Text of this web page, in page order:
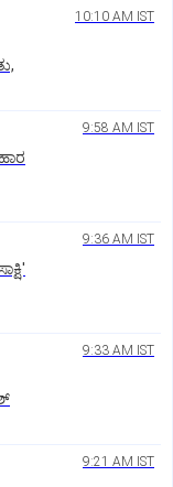
10:10 AM IST
9:58 AM IST
9:36 AM IST
9:33 AM IST
9:21 AM IST